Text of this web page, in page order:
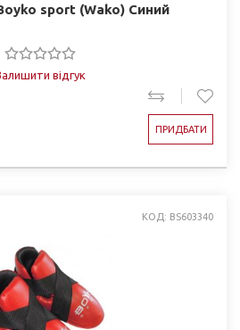
sport (Wako) Синий
відгук
ПРИДБАТИ
КОД: BS603340